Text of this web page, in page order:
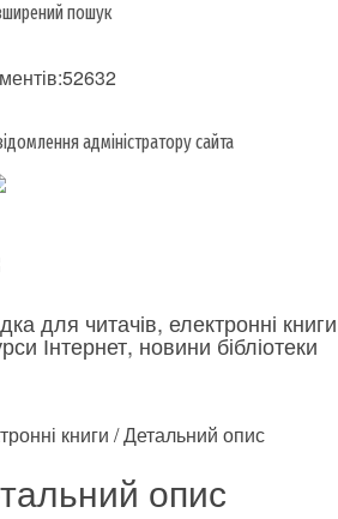
пошук
адміністратору сайта
для читачів, електронні
Інтернет, новини бібліотеки
книги / Детальний опис
опис